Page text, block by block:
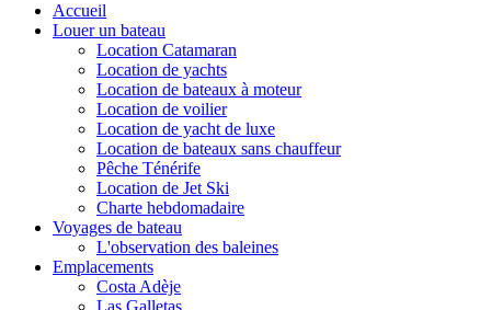
Accueil
Louer un bateau
Location Catamaran
Location de yachts
Location de bateaux à moteur
Location de voilier
Location de yacht de luxe
Location de bateaux sans chauffeur
Pêche Ténérife
Location de Jet Ski
Charte hebdomadaire
Voyages de bateau
L'observation des baleines
Emplacements
Costa Adèje
Las Galletas